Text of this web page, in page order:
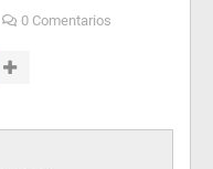
0 Comentarios